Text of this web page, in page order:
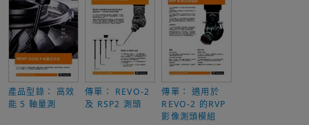
產品型錄： 高效
能 5 軸量測
傳單： REVO-2
及 RSP2 測頭
傳單： 適用於
REVO-2 的RVP
影像測頭模組